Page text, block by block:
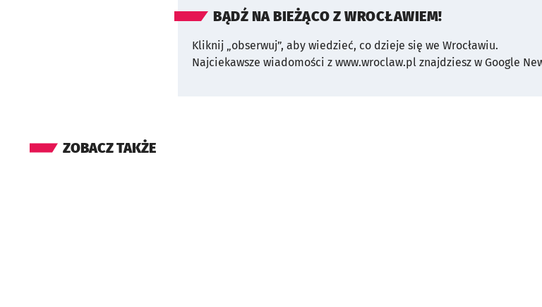
BĄDŹ NA BIEŻĄCO Z WROCŁAWIEM!
Kliknij „obserwuj”, aby wiedzieć, co dzieje się we Wrocławiu.
Najciekawsze wiadomości z www.wroclaw.pl znajdziesz w Google
ZOBACZ TAKŻE